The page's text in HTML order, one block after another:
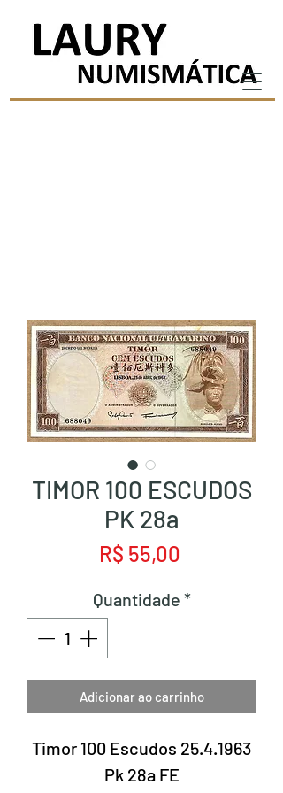
TIMOR 100 ESCUDOS
PK 28a
R$ 55,00
Quantidade *
Adicionar ao carrinho
Timor 100 Escudos 25.4.1963
Pk 28a FE